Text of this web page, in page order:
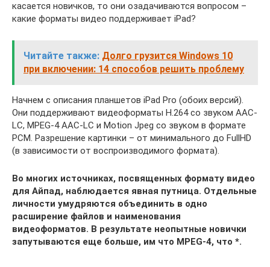
касается новичков, то они озадачиваются вопросом –
какие форматы видео поддерживает iPad?
Читайте также: Долго грузится Windows 10
при включении: 14 способов решить проблему
Начнем с описания планшетов iPad Pro (обоих версий).
Они поддерживают видеоформаты H.264 со звуком AAC-
LC, MPEG-4 AAC-LC и Motion Jpeg со звуком в формате
PCM. Разрешение картинки – от минимального до FullHD
(в зависимости от воспроизводимого формата).
Во многих источниках, посвященных формату видео
для Айпад, наблюдается явная путница. Отдельные
личности умудряются объединить в одно
расширение файлов и наименования
видеоформатов. В результате неопытные новички
запутываются еще больше, им что MPEG-4, что *.